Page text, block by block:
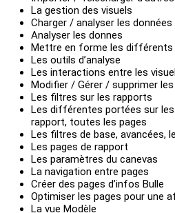
La gestion des visuels
Charger / analyser les données
Analyser les donnes
Mettre en forme les différents
Les outils d’analyse
Les interactions entre les
Modifier / Gérer / supprimer
Les filtres sur les rapports
Les différentes portées sur
rapport, toutes les pages
Les filtres de base, avancées,
Les pages de rapport
Les paramètres du canevas
La navigation entre pages
Créer des pages d’infos Bulle
Optimiser les pages pour une
La vue Modèle